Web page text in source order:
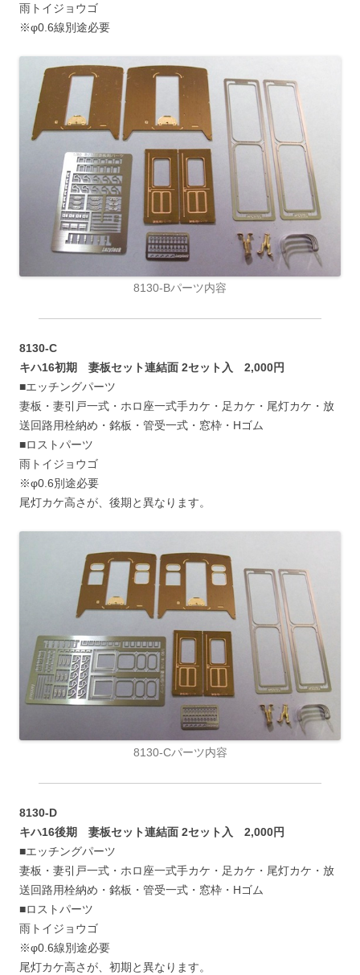
雨トイジョウゴ
※φ0.6線別途必要
8130-Bパーツ内容
8130-C
キハ16初期 妻板セット連結面 2セット入 2,000円
■エッチングパーツ
妻板・妻引戸一式・ホロ座一式手カケ・足カケ・尾灯カケ・放
送回路用栓納め・銘板・管受一式・窓枠・Hゴム
■ロストパーツ
雨トイジョウゴ
※φ0.6別途必要
尾灯カケ高さが、後期と異なります。
8130-Cパーツ内容
8130-D
キハ16後期 妻板セット連結面 2セット入 2,000円
■エッチングパーツ
妻板・妻引戸一式・ホロ座一式手カケ・足カケ・尾灯カケ・放
送回路用栓納め・銘板・管受一式・窓枠・Hゴム
■ロストパーツ
雨トイジョウゴ
※φ0.6線別途必要
尾灯カケ高さが、初期と異なります。